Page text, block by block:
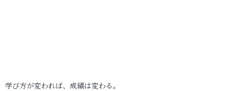
学び方が変われば、成績は変わる。